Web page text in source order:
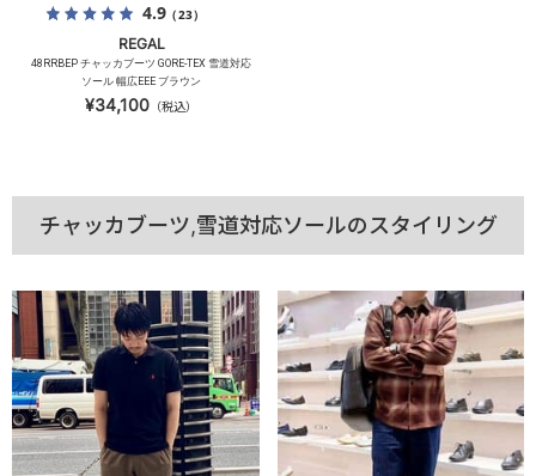
4.9（23）
REGAL
48RRBEP チャッカブーツ GORE-TEX 雪道対応
ソール 幅広EEE ブラウン
¥34,100 （税込）
チャッカブーツ,雪道対応ソールのスタイリング